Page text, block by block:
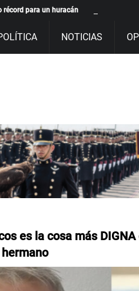
récord para un huracán
NOTICIAS
es la cosa más